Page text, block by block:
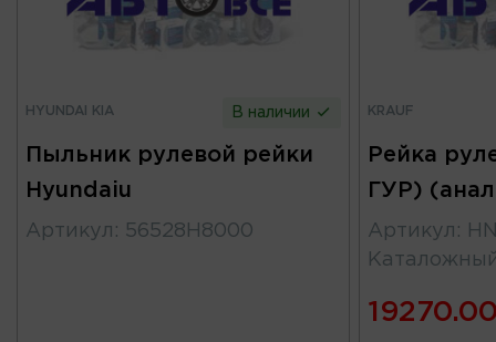
HYUNDAI KIA В наличии
Пыльник pyлeвoй peйки
Hyundaiu
Артикул : 56528H8000
KRAUF
Рейка
ГУР)
Артикул :